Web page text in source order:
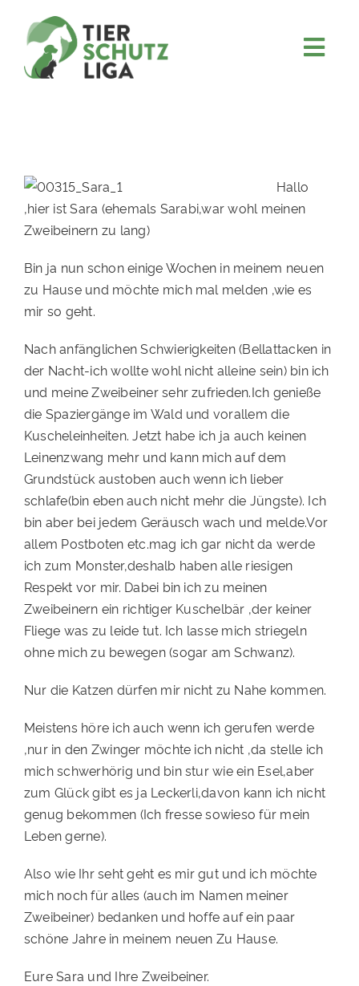
content
MITMACHEN
FÖRDERN & VERERBEN
4KIDS
TIERHEIMTIERE
TIERHEIME
PATENSCHAFTEN
HELFER WERDEN
Hallo
,hier ist Sara (ehemals Sarabi,war wohl meinen
Zweibeinern zu lang)
Bin ja nun schon einige Wochen in meinem neuen
zu Hause und möchte mich mal melden ,wie es
mir so geht.
Nach anfänglichen Schwierigkeiten (Bellattacken in
der Nacht-ich wollte wohl nicht alleine sein) bin ich
und meine Zweibeiner sehr zufrieden.Ich genieße
die Spaziergänge im Wald und vorallem die
Kuscheleinheiten. Jetzt habe ich ja auch keinen
Leinenzwang mehr und kann mich auf dem
Grundstück austoben auch wenn ich lieber
schlafe(bin eben auch nicht mehr die Jüngste). Ich
bin aber bei jedem Geräusch wach und melde.Vor
allem Postboten etc.mag ich gar nicht da werde
ich zum Monster,deshalb haben alle riesigen
Respekt vor mir. Dabei bin ich zu meinen
Zweibeinern ein richtiger Kuschelbär ,der keiner
Fliege was zu leide tut. Ich lasse mich striegeln
ohne mich zu bewegen (sogar am Schwanz).
Nur die Katzen dürfen mir nicht zu Nahe kommen.
Meistens höre ich auch wenn ich gerufen werde
,nur in den Zwinger möchte ich nicht ,da stelle ich
mich schwerhörig und bin stur wie ein Esel,aber
zum Glück gibt es ja Leckerli,davon kann ich nicht
genug bekommen (Ich fresse sowieso für mein
Leben gerne).
Also wie Ihr seht geht es mir gut und ich möchte
mich noch für alles (auch im Namen meiner
Zweibeiner) bedanken und hoffe auf ein paar
schöne Jahre in meinem neuen Zu Hause.
Eure Sara und Ihre Zweibeiner.